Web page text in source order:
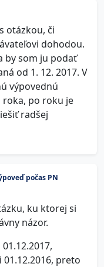
otázkou, či
dohodou.
by som ju podať
od 1. 12. 2017. V
výpovednú
po roku je
radšej
počas PN
ku ktorej si
názor.
preto